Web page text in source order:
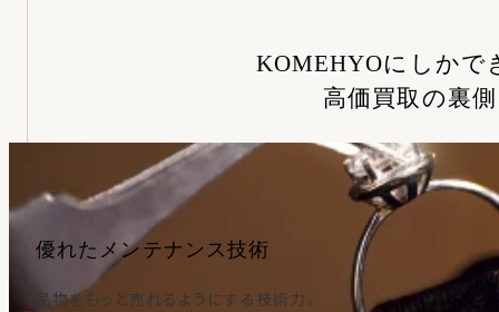
KOMEHYOにしかで
高価買取の裏側
優れたメンテナンス技術
品物をもっと売れるようにする技術力。